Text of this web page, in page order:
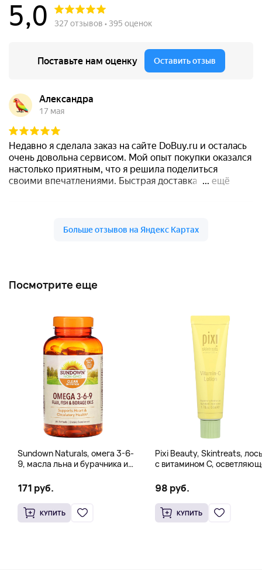
Посмотрите еще
Sundown Naturals, омега 3-6-
9, масла льна и бурачника и
таблеток
171 руб.
КУПИТЬ
Pixi Beauty, Skintreats,
с витамином C,
50 мл (1,7 жидк. унции)
98 руб.
КУПИТЬ